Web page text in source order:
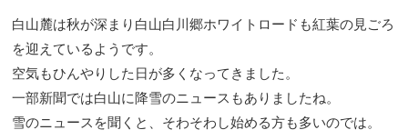
白山麓は秋が深まり白山白川郷ホワイトロードも紅葉の見ごろ
を迎えているようです。
空気もひんやりした日が多くなってきました。
一部新聞では白山に降雪のニュースもありましたね。
雪のニュースを聞くと、そわそわし始める方も多いのでは。